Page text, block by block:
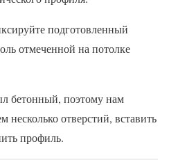
подготовленный
отмеченной на потолке
бетонный, поэтому нам
несколько отверстий, вставить
профиль.